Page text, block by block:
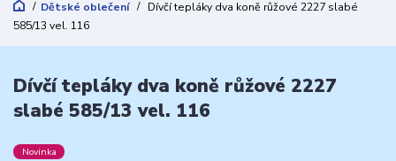
Dětské oblečení
Dívčí tepláky dva koně růžové 2227 slabé
585/13 vel. 116
Dívčí tepláky dva koně růžové 2227
slabé 585/13 vel. 116
Novinka